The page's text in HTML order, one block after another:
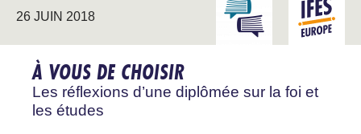
26 JUIN 2018
INTERAGIR AVEC
L’UNIVERSITÉ
EUROPE
À VOUS DE CHOISIR
Les réflexions d’une diplômée sur la foi et
les études